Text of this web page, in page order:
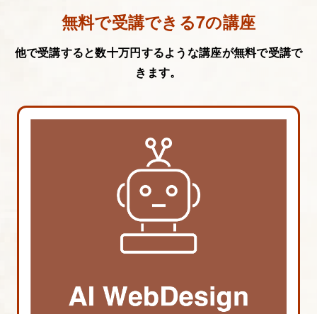
無料で受講できる7の講座
他で受講すると数十万円するような講座が無料で受講で
きます。